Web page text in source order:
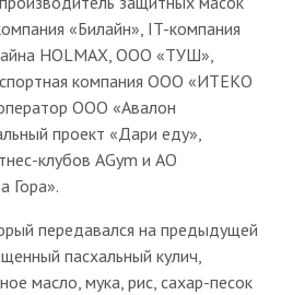
«Билайн», IT-компания
HOLMAX, ООО «ТУШ»,
компания ООО «ИТЕКО
ООО «Авалон
проект «Дари еду»,
клубов AGym и АО
Гора».
передавался на предыдущей
пасхальный кулич,
масло, мука, рис, сахар-песок